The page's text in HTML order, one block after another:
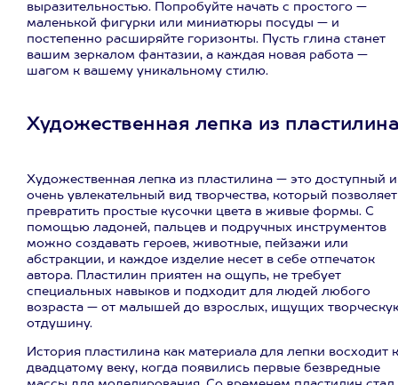
выразительностью. Попробуйте начать с простого —
маленькой фигурки или миниатюры посуды — и
постепенно расширяйте горизонты. Пусть глина станет
вашим зеркалом фантазии, а каждая новая работа —
шагом к вашему уникальному стилю.
Художественная лепка из пластилина
Художественная лепка из пластилина — это доступный и
очень увлекательный вид творчества, который позволяет
превратить простые кусочки цвета в живые формы. С
помощью ладоней, пальцев и подручных инструментов
можно создавать героев, животные, пейзажи или
абстракции, и каждое изделие несет в себе отпечаток
автора. Пластилин приятен на ощупь, не требует
специальных навыков и подходит для людей любого
возраста — от малышей до взрослых, ищущих
отдушину.
История пластилина как материала для лепки восходит к
двадцатому веку, когда появились первые безвредные